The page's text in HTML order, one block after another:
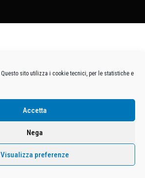
Questo sito utilizza i cookie tecnici, per le statistiche e
Accetta
Nega
Visualizza preferenze